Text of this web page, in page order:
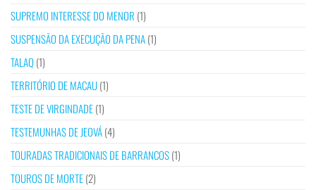
SUPREMO INTERESSE DO MENOR (1)
SUSPENSÃO DA EXECUÇÃO DA PENA(1)
TALAQ(1)
TERRITÓRIO DE MACAU(1)
TESTE DE VIRGINDADE(1)
TESTEMUNHAS DE JEOVÁ(4)
TOURADAS TRADICIONAIS DE BARRANCOS(1)
TOUROS DE MORTE(2)